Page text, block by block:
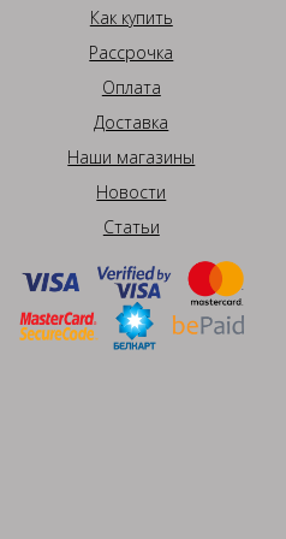
Как купить
Рассрочка
Оплата
Доставка
Наши магазины
Новости
Статьи